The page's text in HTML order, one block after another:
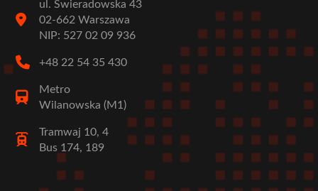
ul. Świeradowska 43
02-662 Warszawa
NIP: 527 02 09 936
+48 22 54 35 430
Metro
Wilanowska (M1)
Tramwaj 10, 4
Bus 174, 189